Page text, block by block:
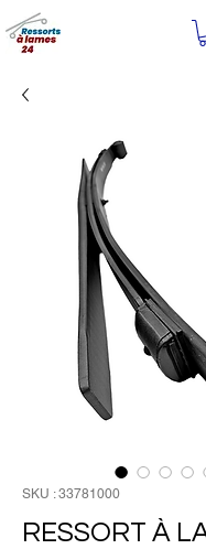
SKU : 33781000
RESSORT À